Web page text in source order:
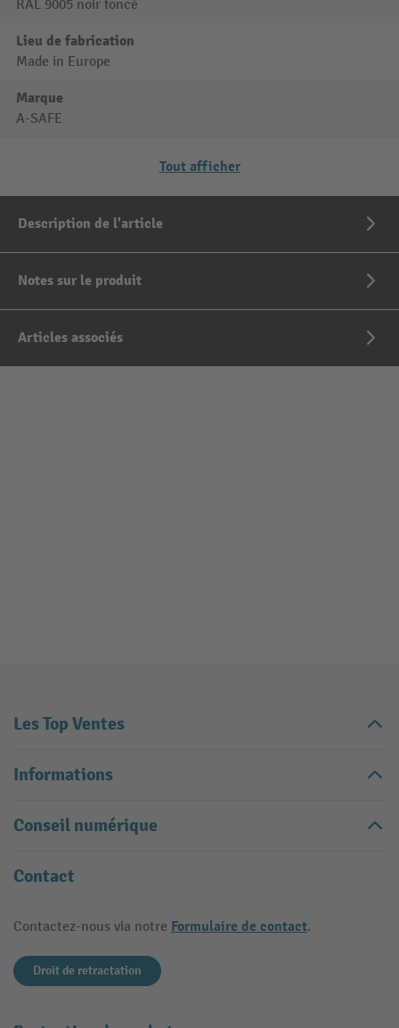
RAL 9005 noir foncé
Lieu de fabrication
Made in Europe
Marque
A-SAFE
Tout afficher
Description de l'article
Notes sur le produit
Articles associés
Les Top Ventes
Informations
Conseil numérique
Contact
Contactez-nous via notre Formulaire de contact.
Droit de retractation